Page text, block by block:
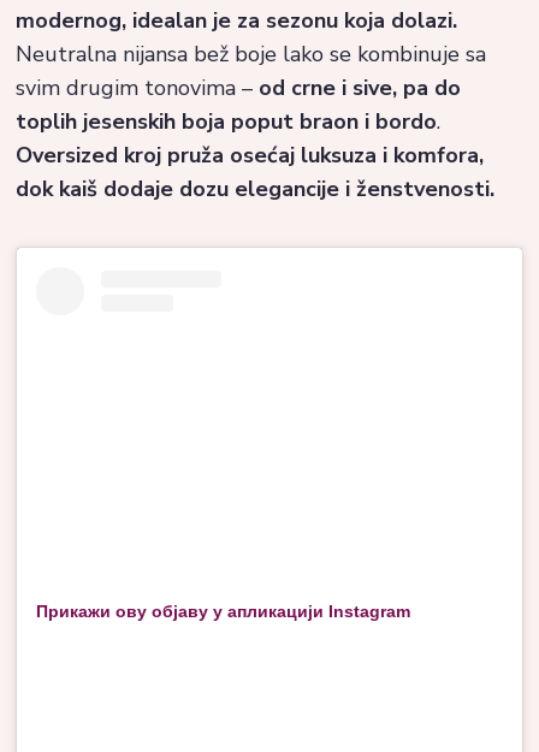
modernog, idealan je za sezonu koja dolazi.
Neutralna nijansa bež boje lako se kombinuje sa
svim drugim tonovima – od crne i sive, pa do
toplih jesenskih boja poput braon i bordo.
Oversized kroj pruža osećaj luksuza i komfora,
dok kaiš dodaje dozu elegancije i ženstvenosti.
Прикажи ову објаву у апликацији Instagram